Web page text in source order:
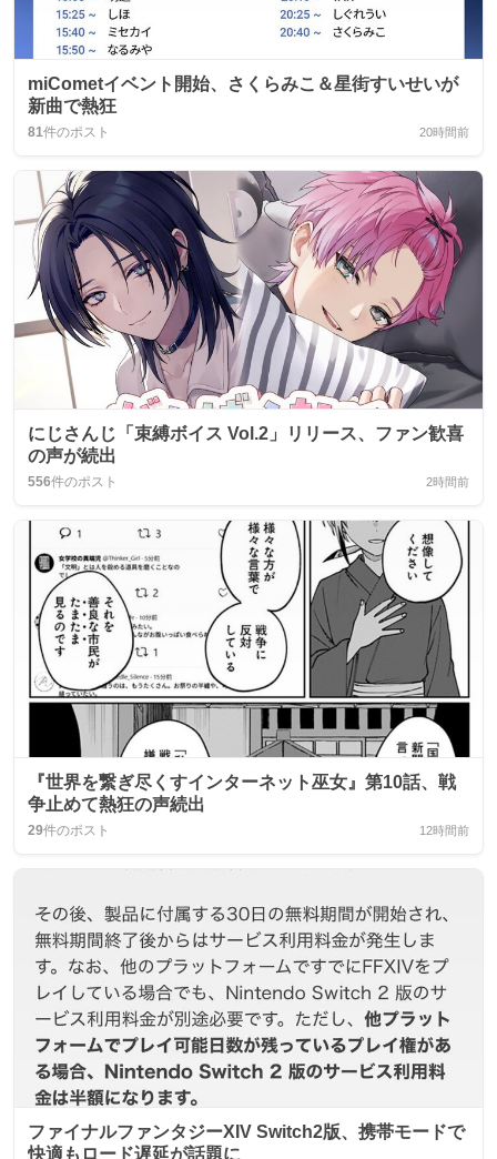
miCometイベント開始、さくらみこ＆星街すいせいが
新曲で熱狂
81件のポスト 20時間前
にじさんじ「束縛ボイス Vol.2」リリース、ファン歓喜
の声が続出
556件のポスト 2時間前
『世界を繋ぎ尽くすインターネット巫女』第10話、戦
争止めて熱狂の声続出
29件のポスト 12時間前
ファイナルファンタジーXIV Switch2版、携帯モードで
快適もロード遅延が話題に